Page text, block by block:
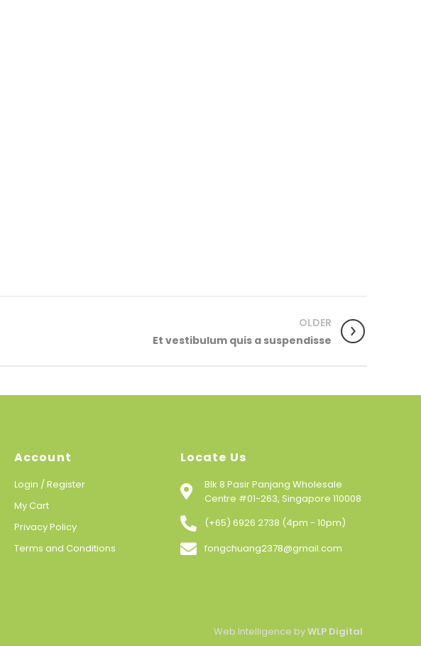
OLDER
Et vestibulum quis a suspendisse
Account
Login / Register
My Cart
Privacy Policy
Terms and Conditions
Locate Us
Blk 8 Pasir Panjang Wholesale
Centre #01-263, Singapore 110008
(+65) 6926 2738 (4pm - 10pm)
fongchuang2378@gmail.com
Web Intelligence byWLP Digital